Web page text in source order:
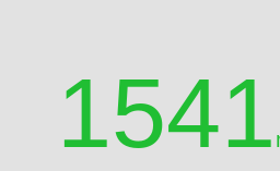
1541